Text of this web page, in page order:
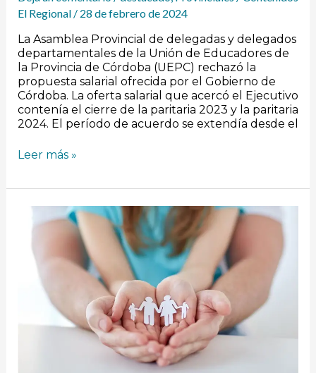
El Regional / 28 de febrero de 2024
La Asamblea Provincial de delegadas y delegados
departamentales de la Unión de Educadores de
la Provincia de Córdoba (UEPC) rechazó la
propuesta salarial ofrecida por el Gobierno de
Córdoba. La oferta salarial que acercó el Ejecutivo
contenía el cierre de la paritaria 2023 y la paritaria
2024. El período de acuerdo se extendía desde el
Leer más »
Adopción
más
interesados
menos
burocracia: